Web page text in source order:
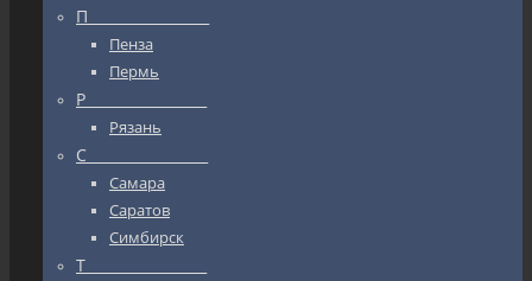
П_________________
Пенза
Пермь
Р_________________
Рязань
С_________________
Самара
Саратов
Симбирск
Т_________________